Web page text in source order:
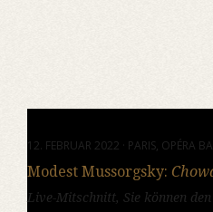
12. FEBRUAR 2022 · PARIS, OPÉRA
Modest Mussorgsky:
Live-Mitschnitt, Sie können